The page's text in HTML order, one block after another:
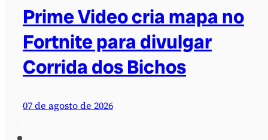
Prime Video cria mapa no
Fortnite para divulgar
Corrida dos Bichos
07 de agosto de 2026